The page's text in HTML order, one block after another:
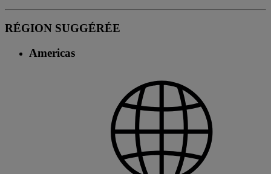
RÉGION SUGGÉRÉE
Americas